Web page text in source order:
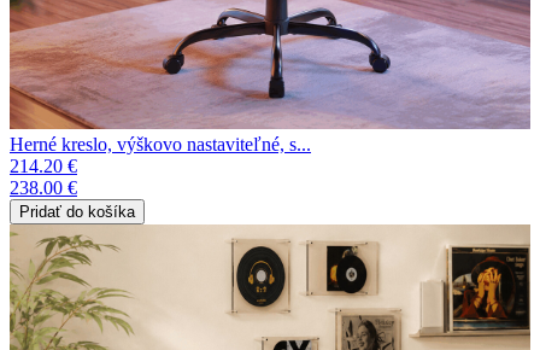
Herné kreslo, výškovo nastaviteľné, s...
214.20 €
238.00 €